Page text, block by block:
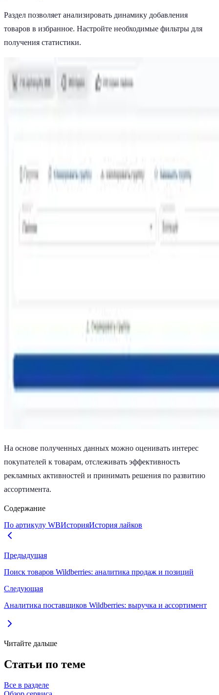
Раздел позволяет анализировать динамику добавления
товаров в избранное. Настройте необходимые фильтры для
получения статистики.
На основе полученных данных можно оценивать интерес
покупателей к товарам, отслеживать эффективность
рекламных активностей и принимать решения по развитию
ассортимента.
Содержание
По артикулу WBИсторияИстория лайков
Предыдущая
Поиск товаров Wildberries: аналитика продаж и позиций
Следующая
Аналитика поставщиков Wildberries: выручка и ассортимент
Читайте дальше
Статьи по теме
Все в разделе